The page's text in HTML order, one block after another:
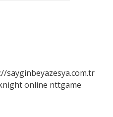
sayginbeyazesya.com.tr
online nttgame